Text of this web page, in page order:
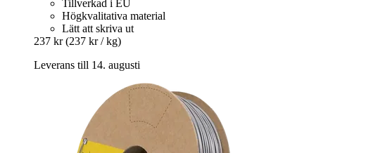
Tillverkad i EU
Högkvalitativa material
Lätt att skriva ut
237 kr (237 kr / kg)
Leverans till 14. augusti